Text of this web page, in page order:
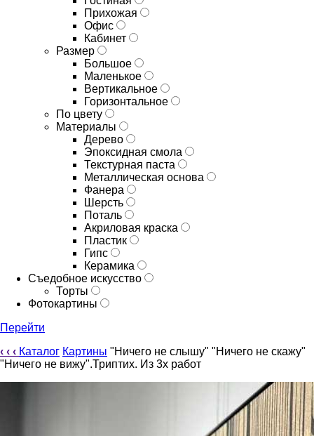
Прихожая
Офис
Кабинет
Размер
Большое
Маленькое
Вертикальное
Горизонтальное
По цвету
Материалы
Дерево
Эпоксидная смола
Текстурная паста
Металлическая основа
Фанера
Шерсть
Поталь
Акриловая краска
Пластик
Гипс
Керамика
Съедобное искусство
Торты
Фотокартины
Перейти
‹ ‹ ‹ Каталог Картины "Ничего не слышу" "Ничего не скажу"
"Ничего не вижу".Триптих. Из 3х работ